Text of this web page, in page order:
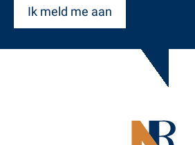
Ik meld me aan